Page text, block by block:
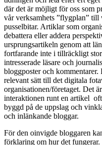
där det är möjligt för oss som
vår verksamhets ”flygplan”
pusselbitar. Artiklar som
debattera eller addera
ursprungsartikeln genom att
fortfarande inte i tillräckligt
intresserade läsare och
bloggposter och
relevant sätt till det digitala
organisationen/företaget. Det
interaktionen runt en artikel
byggd på de uppslag och
och inlänkande bloggar.
För den oinvigde bloggaren
förklaring om hur det